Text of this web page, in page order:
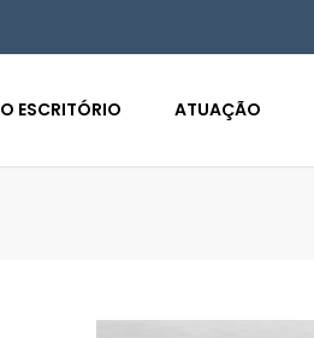
O ESCRITÓRIO ATUAÇÃO